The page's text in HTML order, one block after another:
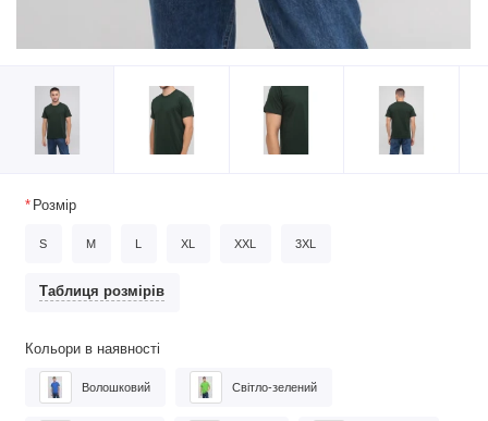
Розмір
S M L XL XXL 3XL
Таблиця розмірів
Кольори в наявності
Волошковий Світло-зелений